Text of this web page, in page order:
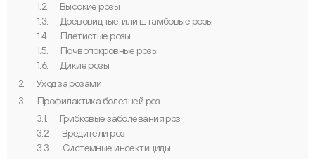
1.2.
Высокие розы
1.3.
Древовидные, или штамбовые розы
1.4.
Плетистые розы
1.5.
Почвопокровные розы
1.6.
Дикие розы
2.
Уход за розами
3.
Профилактика болезней роз
3.1.
Грибковые заболевания роз
3.2.
Вредители роз
3.3.
Системные инсектициды